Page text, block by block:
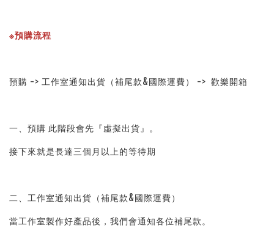
※預購流程
預購 -> 工作室通知出貨（補尾款&國際運費） ->  歡樂開箱
一、預購 此階段會先『虛擬出貨』。
接下來就是長達三個月以上的等待期
二、工作室通知出貨（補尾款&國際運費）
當工作室製作好產品後，我們會通知各位補尾款。